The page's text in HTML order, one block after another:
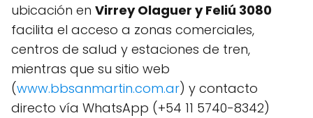
ubicación en Virrey Olaguer y Feliú 3080
facilita el acceso a zonas comerciales,
centros de salud y estaciones de tren,
mientras que su sitio web
(www.bbsanmartin.com.ar) y contacto
directo vía WhatsApp (+54 11 5740-8342)